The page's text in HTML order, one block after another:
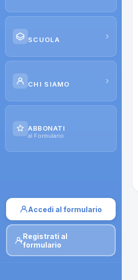
SCUOLA ›
Corsi
Moduli di iscrizione
CHI SIAMO ›
Contatti
ABBONATI
al Formulario
Accedi al formulario
Registrati al
formulario